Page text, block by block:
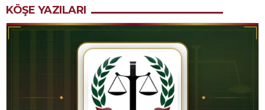
KÖŞE YAZILARI